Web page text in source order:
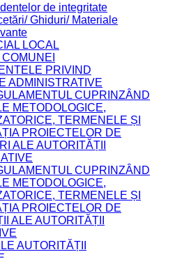
de integritate
Ghiduri/ Materiale
LOCAL
PRIVIND
ADMINISTRATIVE
CUPRINZÂND
METODOLOGICE,
TERMENELE ȘI
PROIECTELOR DE
ALE AUTORITĂȚII
CUPRINZÂND
METODOLOGICE,
TERMENELE ȘI
PROIECTELOR DE
ALE AUTORITĂȚII
AUTORITĂȚII